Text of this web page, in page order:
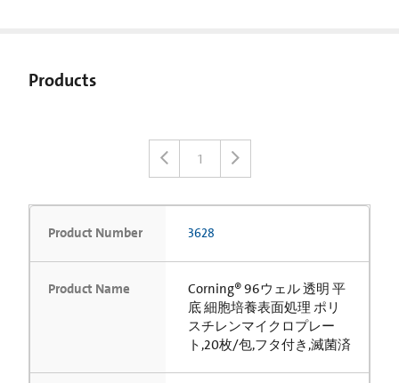
Products
1
Product Number 3628
Product Name
Corning® 96ウェル 透明 平
底 細胞培養表面処理 ポリ
スチレンマイクロプレー
ト,20枚/包,フタ付き,滅菌済